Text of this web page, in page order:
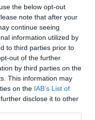
the below opt-out
note that after your
continue seeing
information utilized by
to third parties prior to
out of the further
by third parties on the
This information may
on the IAB’s List of
disclose it to other
HĽADAŤ